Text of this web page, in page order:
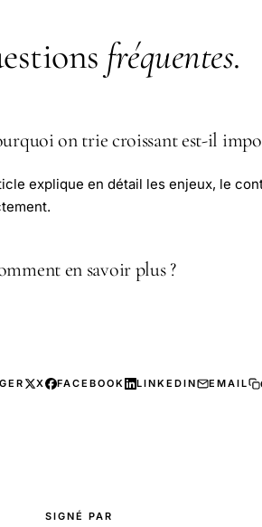
fréquentes.
on trie croissant est-il
explique en détail les enjeux, le
en savoir plus ?
X FACEBOOK LINKEDIN EMAIL
SIGNÉ PAR